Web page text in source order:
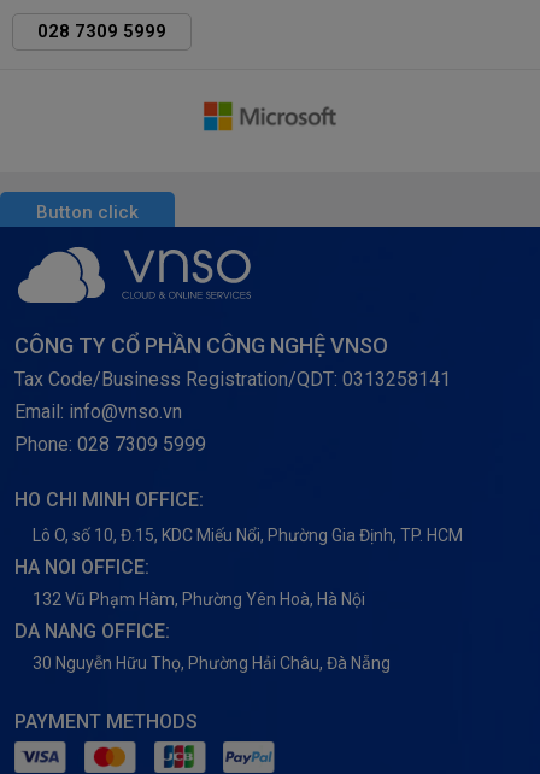
028 7309 5999
Button click
CÔNG TY CỔ PHẦN CÔNG NGHỆ VNSO
Tax Code/Business Registration/QDT: 0313258141
Email: info@vnso.vn
Phone: 028 7309 5999
HO CHI MINH OFFICE:
Lô O, số 10, Đ.15, KDC Miếu Nổi, Phường Gia Định, TP. HCM
HA NOI OFFICE:
132 Vũ Phạm Hàm, Phường Yên Hoà, Hà Nội
DA NANG OFFICE:
30 Nguyễn Hữu Thọ, Phường Hải Châu, Đà Nẵng
PAYMENT METHODS